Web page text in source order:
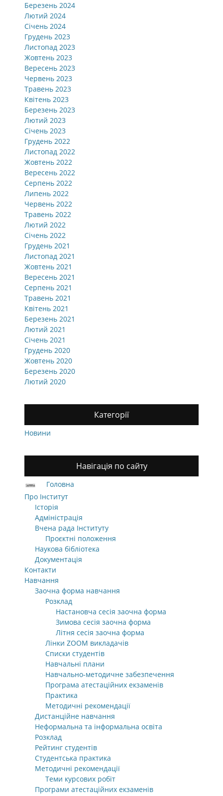
Березень 2024
Лютий 2024
Січень 2024
Грудень 2023
Листопад 2023
Жовтень 2023
Вересень 2023
Червень 2023
Травень 2023
Квітень 2023
Березень 2023
Лютий 2023
Січень 2023
Грудень 2022
Листопад 2022
Жовтень 2022
Вересень 2022
Серпень 2022
Липень 2022
Червень 2022
Травень 2022
Лютий 2022
Січень 2022
Грудень 2021
Листопад 2021
Жовтень 2021
Вересень 2021
Серпень 2021
Травень 2021
Квітень 2021
Березень 2021
Лютий 2021
Січень 2021
Грудень 2020
Жовтень 2020
Березень 2020
Лютий 2020
Категорії
Новини
Навігація по сайту
Головна
Про Інститут
Історія
Адміністрація
Вчена рада Інституту
Проєктні положення
Наукова бібліотека
Документація
Контакти
Навчання
Заочна форма навчання
Розклад
Настановча сесія заочна форма
Зимова сесія заочна форма
Літня сесія заочна форма
Лінки ZOOM викладачів
Списки студентів
Навчальні плани
Навчально-методичне забезпечення
Програма атестаційних екзаменів
Практика
Методичні рекомендації
Дистанційне навчання
Неформальна та інформальна освіта
Розклад
Рейтинг студентів
Студентська практика
Методичні рекомендації
Теми курсових робіт
Програми атестаційних екзаменів